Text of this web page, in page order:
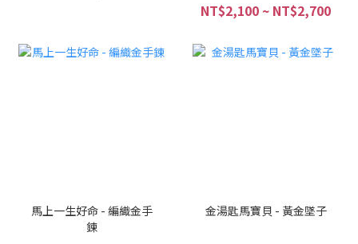
NT$2,100 ~ NT$2,700
馬上一生好命 - 編織金手
鍊
金湯匙馬寶貝 - 黃金墜子